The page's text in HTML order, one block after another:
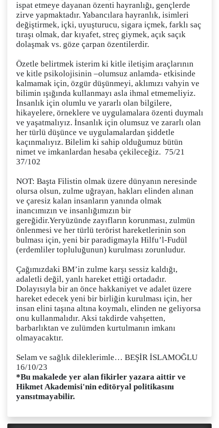
ispat etmeye dayanan özenti hayranlığı, gençlerde
zirve yapmaktadır. Yabancılara hayranlık, isimleri
değiştirmek, içki, uyuşturucu, sigara içmek, farklı saç
tıraşı olmak, dar kıyafet, streç giymek, açık saçık
dolaşmak vs. göze çarpan özentilerdir.
Özetle belirtmek isterim ki kitle iletişim araçlarının
ve kitle psikolojisinin –olumsuz anlamda- etkisinde
kalmamak için, özgür düşünmeyi, aklımızı vahyin ve
bilimin ışığında kullanmayı asla ihmal etmemeliyiz.
İnsanlık için olumlu ve yararlı olan bilgilere,
hikayelere, örneklere ve uygulamalara özenti duymalı
ve yaşatmalıyız. İnsanlık için olumsuz ve zararlı olan
her türlü düşünce ve uygulamalardan şiddetle
kaçınmalıyız. Bilelim ki sahip olduğumuz bütün
nimet ve imkanlardan hesaba çekileceğiz. 75/21
37/102
NOT: Başta Filistin olmak üzere dünyanın neresinde
olursa olsun, zulme uğrayan, hakları elinden alınan
ve çaresiz kalan insanların yanında olmak
inancımızın ve insanlığımızın bir
gereğidir.Yeryüzünde zayıfların korunması, zulmün
önlenmesi ve her türlü terörist hareketlerinin son
bulması için, yeni bir paradigmayla Hilfu’l-Fudül
(erdemliler topluluğunun) kurulması zorunludur.
Çağımızdaki BM’in zulme karşı sessiz kaldığı,
adaletli değil, yanlı hareket ettiği ortadadır.
Dolayısıyla bir an önce hakkaniyet ve adalet üzere
hareket edecek yeni bir birliğin kurulması için, her
insan elini taşına altına koymalı, elinden ne geliyorsa
onu kullanmalıdır. Aksi takdirde vahşetten,
barbarlıktan ve zulümden kurtulmanın imkanı
olmayacaktır.
Selam ve sağlık dileklerimle… BEŞİR İSLAMOĞLU
16/10/23
*Bu makalede yer alan fikirler yazara aittir ve
Hikmet Akademisi'nin editöryal politikasını
yansıtmayabilir.